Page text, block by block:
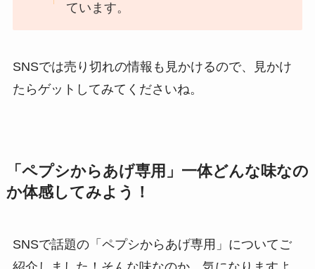
ています。
SNSでは売り切れの情報も見かけるので、見かけ
たらゲットしてみてくださいね。
「ペプシからあげ専用」一体どんな味なの
か体感してみよう！
SNSで話題の「ペプシからあげ専用」についてご